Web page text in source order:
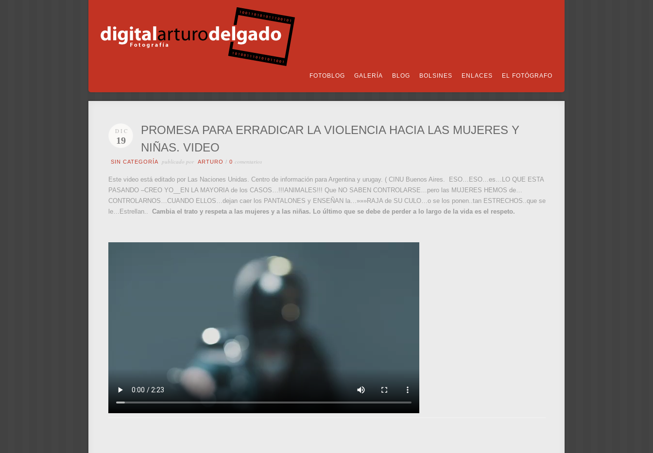
FOTOBLOG GALERÍA BLOG BOLSINES ENLACES EL FOTÓGRAFO
DIC
19
PROMESA PARA ERRADICAR LA VIOLENCIA HACIA LAS MUJERES Y
NIÑAS. VIDEO
SIN CATEGORÍA publicado por ARTURO / 0 comentarios
Este video está editado por Las Naciones Unidas. Centro de información para Argentina y urugay. ( CINU Buenos Aires. ESO…ESO…es…LO QUE ESTA
PASANDO –CREO YO__EN LA MAYORIA de los CASOS…!!!ANIMALES!!! Que NO SABEN CONTROLARSE…pero las MUJERES HEMOS de…
CONTROLARNOS…CUANDO ELLOS…dejan caer los PANTALONES y ENSEÑAN la…»»»RAJA de SU CULO…o se los ponen..tan ESTRECHOS..que se
le…Estrellan.. Cambia el trato y respeta a las mujeres y a las niñas. Lo último que se debe de perder a lo largo de la vida es el respeto.